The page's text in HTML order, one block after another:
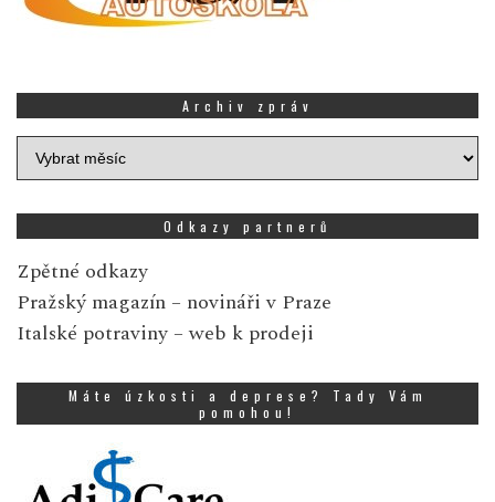
Archiv zpráv
Archiv
zpráv
Odkazy partnerů
Zpětné odkazy
Pražský magazín – novináři v Praze
Italské potraviny – web k prodeji
Máte úzkosti a deprese? Tady Vám
pomohou!